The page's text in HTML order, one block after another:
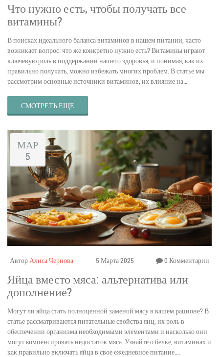
Что нужно есть, чтобы получать все
витамины?
В поисках идеального баланса витаминов в нашем питании, часто
возникает вопрос: что же конкретно нужно есть? Витамины играют
ключевую роль в поддержании нашего здоровья, и понимая, как их
правильно получать, можно избежать многих проблем. В статье мы
рассмотрим основные источники витаминов, их влияние на
Говоря о таких продуктах, как фрукты, овощи, орехи и рыбные блюда,
мы поможем вам питаться более разнообразно и грамотно.
СМОТРЕТЬ ЕЩЕ
МАР
5
Автор Алиса Чернова 5 Марта 2025 0 Комментарии
Яйца вместо мяса: альтернатива или
дополнение?
Могут ли яйца стать полноценной заменой мясу в вашем рационе? В
статье рассматриваются питательные свойства яиц, их роль в
обеспечении организма необходимыми элементами и насколько они
могут компенсировать недостаток мяса. Узнайте о белке, витаминах и
как правильно включать яйца в свое ежедневное питание.